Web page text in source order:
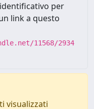
per
link a questo
11568/2934
visualizzati